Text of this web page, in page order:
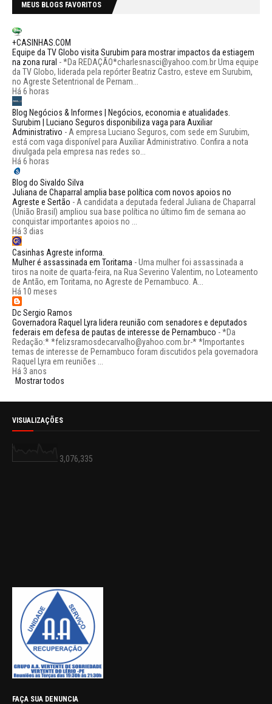
MEUS BLOGS FAVORITOS
+CASINHAS.COM
Equipe da TV Globo visita Surubim para mostrar impactos da estiagem
na zona rural -*Da REDAÇÃO*charlesnasci@yahoo.com.br Uma equipe
da TV Globo, liderada pela repórter Beatriz Castro, esteve em Surubim,
no Agreste Setentrional de Pernam...
Há 6 horas
Blog Negócios & Informes | Negócios, economia e atualidades.
Surubim | Luciano Seguros disponibiliza vaga para Auxiliar
Administrativo - A empresa Luciano Seguros, com sede em Surubim,
está com vaga disponível para Auxiliar Administrativo. Confira a nota
divulgada pela empresa nas redes so...
Há 6 horas
Blog do Sivaldo Silva
Juliana de Chaparral amplia base política com novos apoios no
Agreste e Sertão - A candidata a deputada federal Juliana de Chaparral
(União Brasil) ampliou sua base política no último fim de semana ao
conquistar importantes apoios no ...
Há 3 dias
Casinhas Agreste informa.
Mulher é assassinada em Toritama -Uma mulher foi assassinada a
tiros na noite de quarta-feira, na Rua Severino Valentim, no Loteamento
de Antão, em Toritama, no Agreste de Pernambuco. A...
Há 10 meses
Dc Sergio Ramos
Governadora Raquel Lyra lidera reunião com senadores e deputados
federais em defesa de pautas de interesse de Pernambuco -*Da
Redação:* *felizsramosdecarvalho@yahoo.com.br-* *Importantes
temas de interesse de Pernambuco foram discutidos pela governadora
Raquel Lyra em reuniões ...
Há 3 anos
Mostrar todos
VISUALIZAÇÕES
3,076,335
FAÇA SUA DENUNCIA